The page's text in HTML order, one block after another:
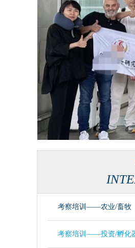
考察培训——农业/畜牧
考察培训——投资/孵化